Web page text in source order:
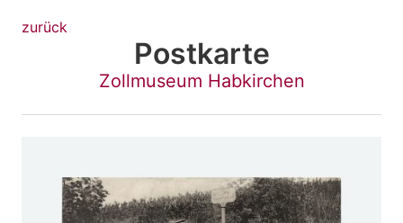
zurück
Postkarte
Zollmuseum Habkirchen